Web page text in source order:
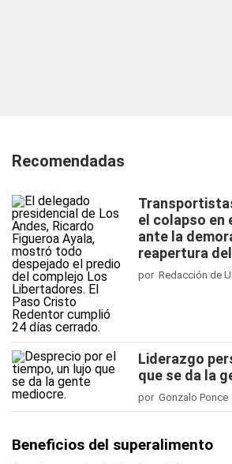
Recomendadas
el colapso en
ante la
reapertura
por Redacción de
Liderazgo
que se da la
por Gonzalo Ponce
Beneficios del superalimento